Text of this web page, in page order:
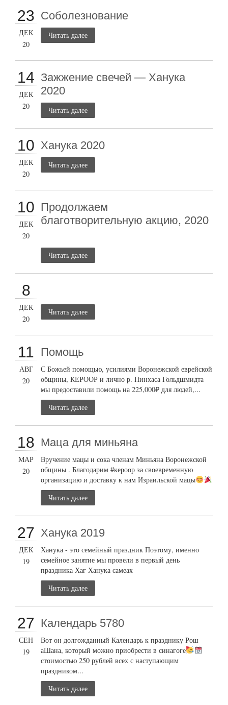
23
ДЕК
20
Соболезнование
Читать далее
14
ДЕК
20
Зажжение свечей — Ханука
2020
Читать далее
10
ДЕК
20
Ханука 2020
Читать далее
10
ДЕК
20
Продолжаем
благотворительную акцию, 2020
Читать далее
8
ДЕК
20
Читать далее
11
АВГ
20
Помощь
С Божьей помощью, усилиями Воронежской еврейской
общины, КЕРООР и лично р. Пинхаса Гольдшмидта
мы предоставили помощь на 225,000₽ для людей,...
Читать далее
18
МАР
20
Маца для миньяна
Вручение мацы и сока членам Миньяна Воронежской
общины . Благодарим #кероор за своевременную
организацию и доставку к нам Израильской мацы
Читать далее
27
ДЕК
19
Ханука 2019
Ханука - это семейный праздник Поэтому, именно
семейное занятие мы провели в первый день
праздника Хаг Ханука самеах
Читать далее
27
СЕН
19
Календарь 5780
Вот он долгожданный Календарь к празднику Рош
аШана, который можно приобрести в синагоге
стоимостью 250 рублей всех с наступающим
праздником...
Читать далее